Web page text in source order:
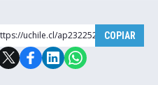
uchile.cl/ap232252 COPIAR